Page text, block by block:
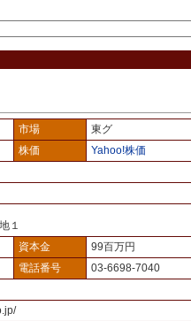
市場
東グ
株価
Yahoo!株価
１
資本金
99百万円
電話番号
03-6698-7040